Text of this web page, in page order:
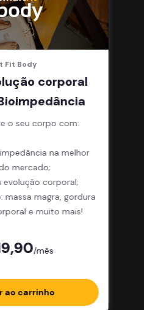
Fit Body
corporal
o seu corpo com:
na melhor
mercado;
evolução corporal;
massa magra, gordura
e muito mais!
/mês
ao carrinho